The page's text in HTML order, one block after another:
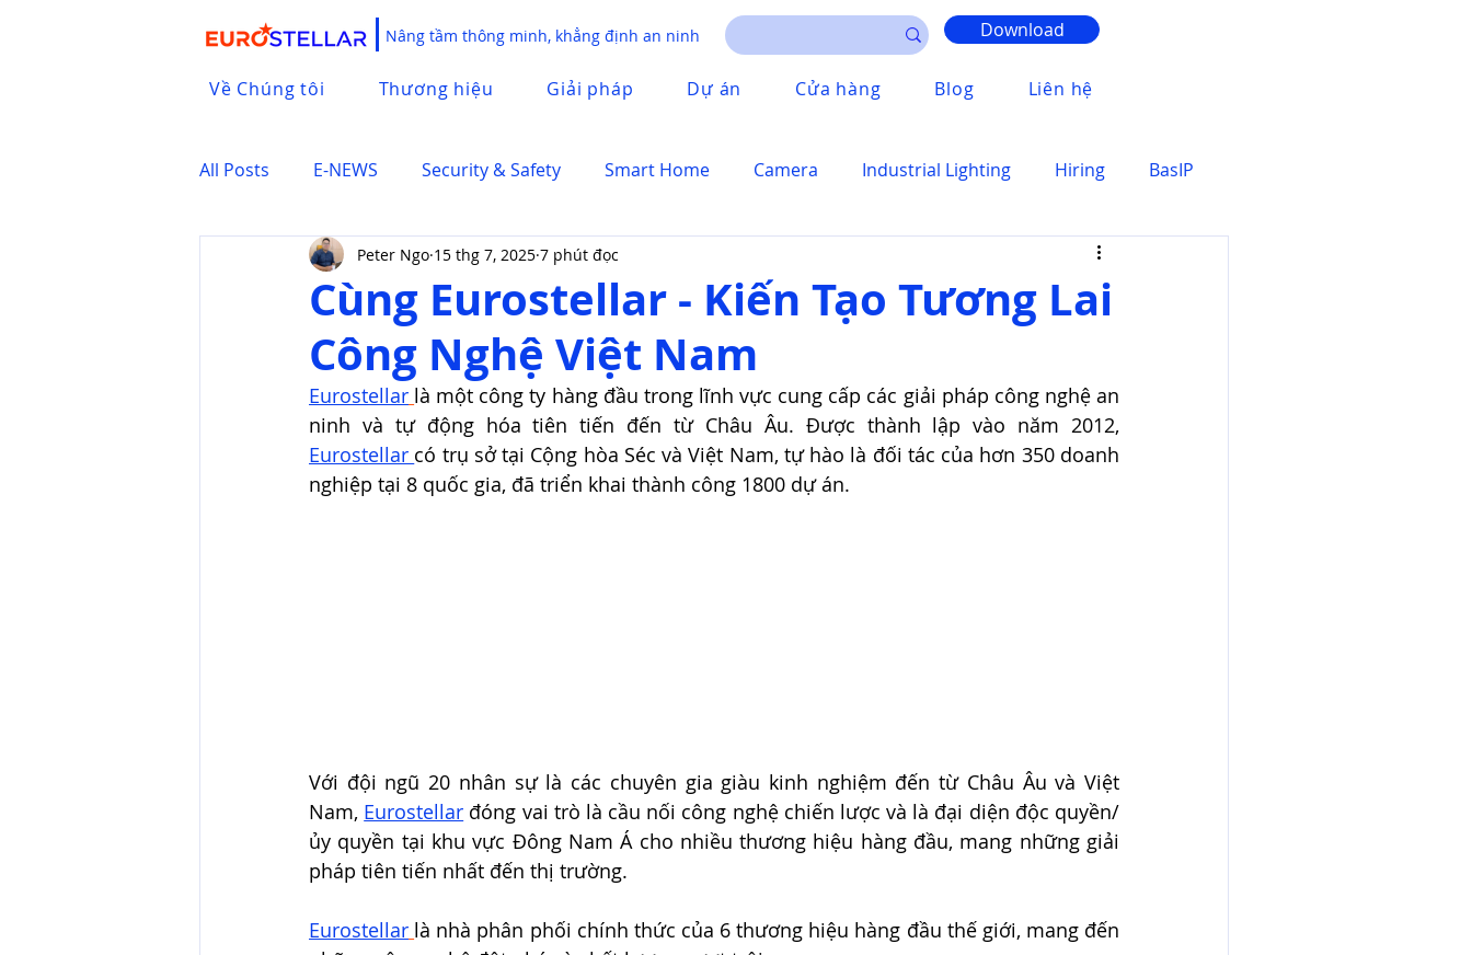
Nâng tầm thông minh, khẳng định an ninh Download
Về Chúng tôi Thương hiệu Giải pháp Dự án Cửa hàng Blog Liên hệ
All Posts E-NEWS Security & Safety Smart Home Camera Industrial Lighting Hiring BasIP
Cùng Eurostellar - Kiến Tạo Tương Lai
Công Nghệ Việt Nam
Peter Ngo 15 thg 7, 2025 7 phút đọc
Eurostellar là một công ty hàng đầu trong lĩnh vực cung cấp các giải pháp công nghệ an
Eurostellar có trụ sở tại Cộng hòa Séc và Việt Nam, tự hào là đối tác của hơn 350 doanh
nghiệp tại 8 quốc gia, đã triển khai thành công 1800 dự án.
Với đội ngũ 20 nhân sự là các chuyên gia giàu kinh nghiệm đến từ Châu Âu và Việt
Nam, Eurostellar đóng vai trò là cầu nối công nghệ chiến lược và là đại diện độc quyền/
ủy quyền tại khu vực Đông Nam Á cho nhiều thương hiệu hàng đầu, mang những giải
pháp tiên tiến nhất đến thị trường.
Eurostellar là nhà phân phối chính thức của 6 thương hiệu hàng đầu thế giới, mang đến